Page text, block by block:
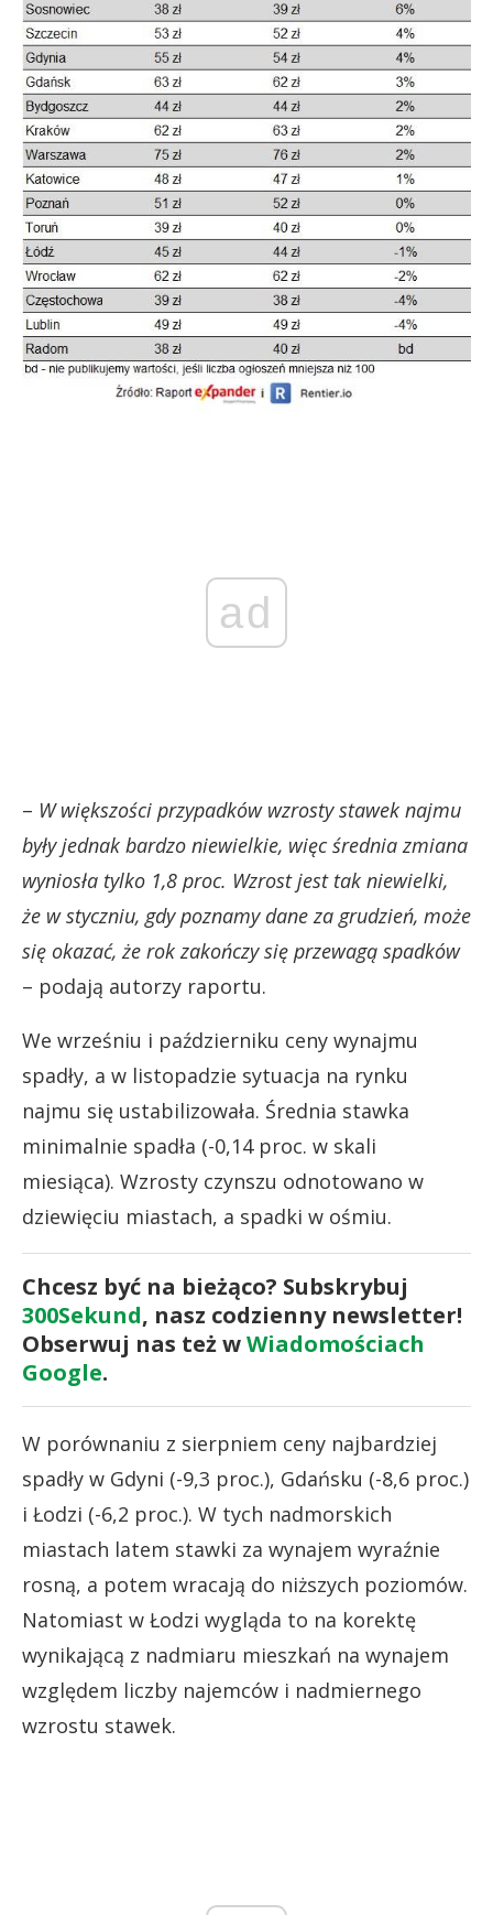
ad
– W większości przypadków wzrosty stawek najmu
były jednak bardzo niewielkie, więc średnia zmiana
wyniosła tylko 1,8 proc. Wzrost jest tak niewielki,
że w styczniu, gdy poznamy dane za grudzień, może
się okazać, że rok zakończy się przewagą spadków
– podają autorzy raportu.
We wrześniu i październiku ceny wynajmu
spadły, a w listopadzie sytuacja na rynku
najmu się ustabilizowała. Średnia stawka
minimalnie spadła (-0,14 proc. w skali
miesiąca). Wzrosty czynszu odnotowano w
dziewięciu miastach, a spadki w ośmiu.
Chcesz być na bieżąco? Subskrybuj
300Sekund, nasz codzienny newsletter!
Obserwuj nas też wWiadomościach
Google.
W porównaniu z sierpniem ceny najbardziej
spadły w Gdyni (-9,3 proc.), Gdańsku (-8,6 proc.)
i Łodzi (-6,2 proc.). W tych nadmorskich
miastach latem stawki za wynajem wyraźnie
rosną, a potem wracają do niższych poziomów.
Natomiast w Łodzi wygląda to na korektę
wynikającą z nadmiaru mieszkań na wynajem
względem liczby najemców i nadmiernego
wzrostu stawek.